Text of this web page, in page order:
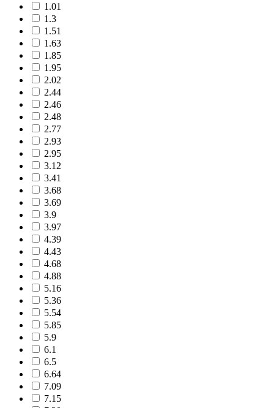
1.01
1.3
1.51
1.63
1.85
1.95
2.02
2.44
2.46
2.48
2.77
2.93
2.95
3.12
3.41
3.68
3.69
3.9
3.97
4.39
4.43
4.68
4.88
5.16
5.36
5.54
5.85
5.9
6.1
6.5
6.64
7.09
7.15